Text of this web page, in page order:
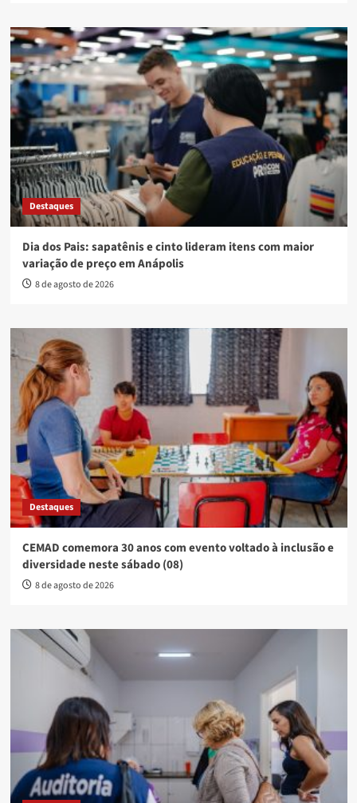
Destaques
Dia dos Pais: sapatênis e cinto lideram itens com maior
variação de preço em Anápolis
8 de agosto de 2026
Destaques
CEMAD comemora 30 anos com evento voltado à inclusão e
diversidade neste sábado (08)
8 de agosto de 2026